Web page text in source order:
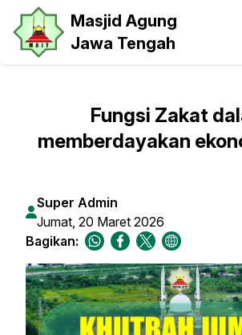
Masjid Agung
Jawa Tengah
Fungsi Zakat
memberdayakan
Super Admin
Jumat, 20 Maret 2026
Bagikan: